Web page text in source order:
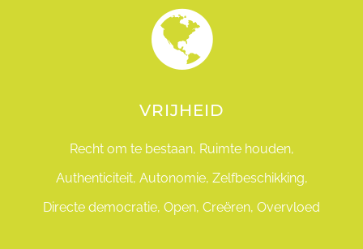
VRIJHEID
Recht om te bestaan, Ruimte houden,
Authenticiteit, Autonomie, Zelfbeschikking,
Directe democratie, Open, Creëren, Overvloed